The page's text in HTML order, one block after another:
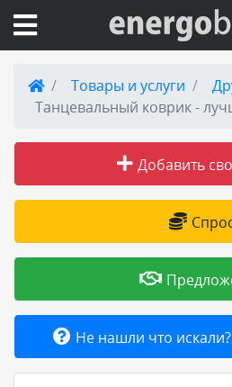
Вход на сайт
Публикации
Товары и услуги
Добавить товар или
Товары и услуги
Танцевальный коврик -
Добавить
Не нашли что искали?